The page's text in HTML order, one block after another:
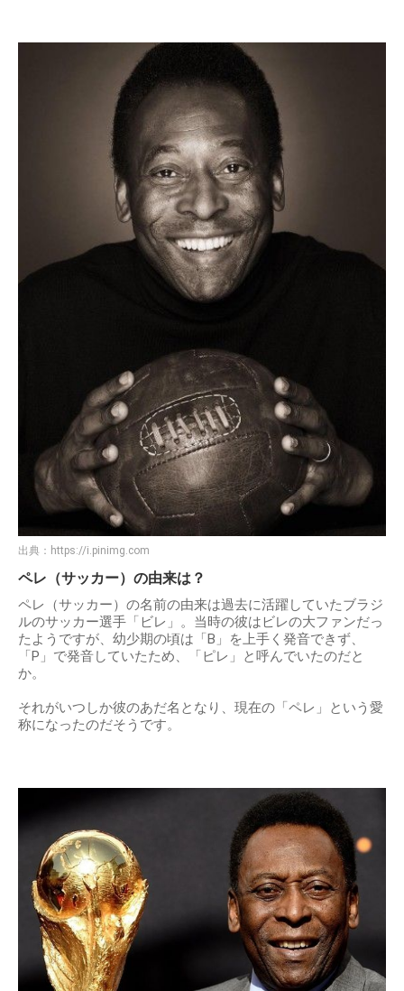
出典： https://i.pinimg.com
ペレ（サッカー）の由来は？
ペレ（サッカー）の名前の由来は過去に活躍していたブラジ
ルのサッカー選手「ビレ」。当時の彼はビレの大ファンだっ
たようですが、幼少期の頃は「B」を上手く発音できず、
「P」で発音していたため、「ピレ」と呼んでいたのだと
か。
それがいつしか彼のあだ名となり、現在の「ペレ」という愛
称になったのだそうです。